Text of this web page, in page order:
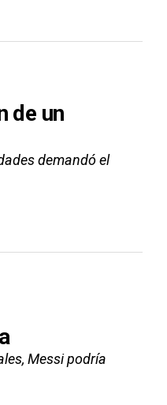
de un
demandó el
Messi podría